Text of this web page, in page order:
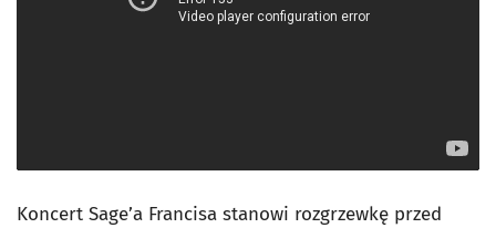
Koncert Sage’a Francisa stanowi rozgrzewkę przed